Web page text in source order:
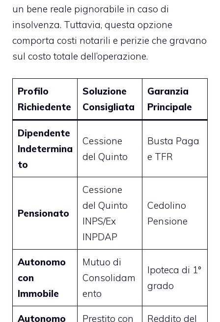
un bene reale pignorabile in caso di
insolvenza. Tuttavia, questa opzione
comporta costi notarili e perizie che gravano
sul costo totale dell’operazione.
Profilo
Richiedente
Soluzione
Consigliata
Garanzia
Principale
Dipendente
Indetermina
to
Cessione
del Quinto
Busta Paga
e TFR
Pensionato
Cessione
del Quinto
INPS/Ex
INPDAP
Cedolino
Pensione
Autonomo
con
Immobile
Mutuo di
Consolidam
ento
Ipoteca di 1°
grado
Autonomo
Prestito con
Reddito del